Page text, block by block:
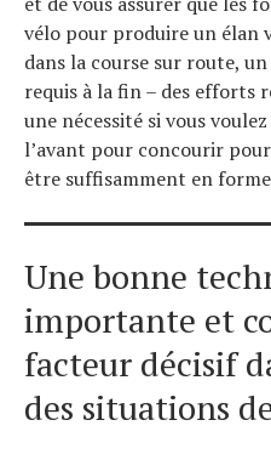
vélo pour produire un élan
dans la course sur route,
requis à la fin – des efforts
une nécessité si vous
l’avant pour concourir
être suffisamment en
Une bonne
importante et
facteur décisif
des situations